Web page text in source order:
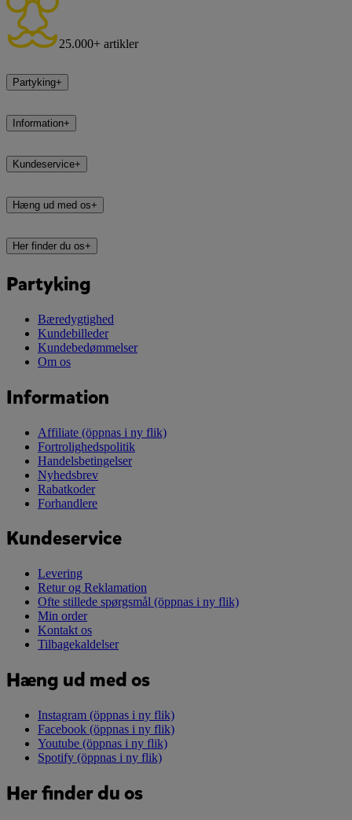
25.000+ artikler
Partyking+
Information+
Kundeservice+
Hæng ud med os+
Her finder du os+
Partyking
Bæredygtighed
Kundebilleder
Kundebedømmelser
Om os
Information
Affiliate (öppnas i ny flik)
Fortrolighedspolitik
Handelsbetingelser
Nyhedsbrev
Rabatkoder
Forhandlere
Kundeservice
Levering
Retur og Reklamation
Ofte stillede spørgsmål (öppnas i ny flik)
Min order
Kontakt os
Tilbagekaldelser
Hæng ud med os
Instagram (öppnas i ny flik)
Facebook (öppnas i ny flik)
Youtube (öppnas i ny flik)
Spotify (öppnas i ny flik)
Her finder du os